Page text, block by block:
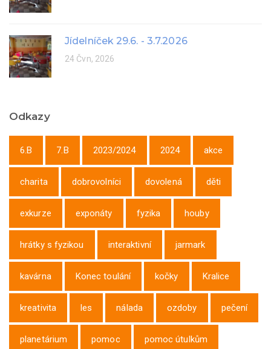
Jídelníček 29.6. - 3.7.2026
24 Čvn, 2026
Odkazy
6.B 7.B 2023/2024 2024 akce
charita dobrovolníci dovolená děti
exkurze exponáty fyzika houby
hrátky s fyzikou interaktivní jarmark
kavárna Konec toulání kočky Kralice
kreativita les nálada ozdoby pečení
planetárium pomoc pomoc útulkům